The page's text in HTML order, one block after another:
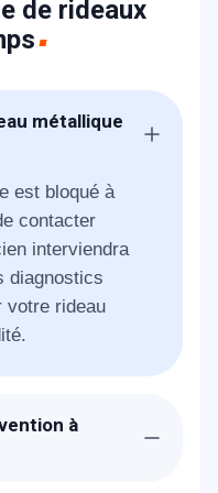
de rideaux
métallique
est bloqué à
contacter
interviendra
diagnostics
votre rideau
à